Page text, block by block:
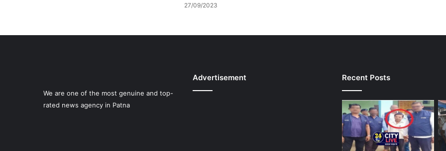
27/09/2023
We are one of the most genuine and top-
rated news agency in Patna
Advertisement Recent Posts